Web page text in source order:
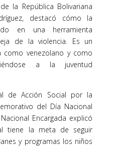
la República Bolivariana
destacó cómo la
en una herramienta
de la violencia. Es un
como venezolano y como
a la juventud
de Acción Social por la
del Día Nacional
Encargada explicó
tiene la meta de seguir
y programas los niños